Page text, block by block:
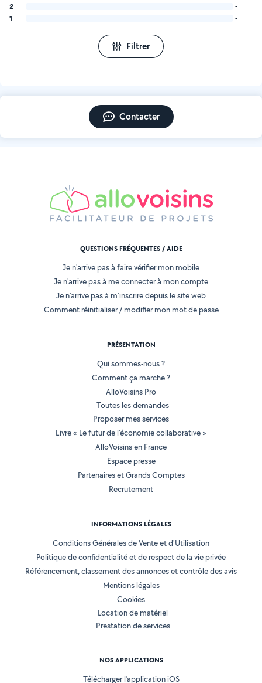
2
-
1
-
Filtrer
Contacter
QUESTIONS FRÉQUENTES / AIDE
Je n'arrive pas à faire vérifier mon mobile
Je n'arrive pas à me connecter à mon compte
Je n'arrive pas à m'inscrire depuis le site web
Comment réinitialiser / modifier mon mot de passe
PRÉSENTATION
Qui sommes-nous ?
Comment ça marche ?
AlloVoisins Pro
Toutes les demandes
Proposer mes services
Livre « Le futur de l'économie collaborative »
AlloVoisins en France
Espace presse
Partenaires et Grands Comptes
Recrutement
INFORMATIONS LÉGALES
Conditions Générales de Vente et d'Utilisation
Politique de confidentialité et de respect de la vie privée
Référencement, classement des annonces et contrôle des avis
Mentions légales
Cookies
Location de matériel
Prestation de services
NOS APPLICATIONS
Télécharger l’application iOS